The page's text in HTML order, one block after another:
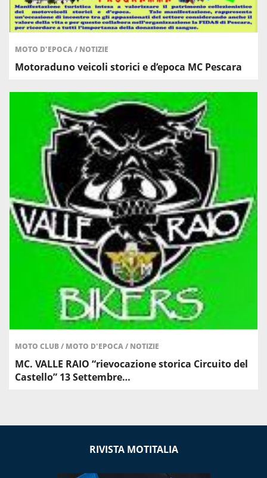
MOTO D'EPOCA/ NOTIZIE
Motoraduno veicoli storici e d’epoca MC Pescara
MOTO CLUB/ MOTO D'EPOCA/ NOTIZIE
MC. VALLE RAIO “rievocazione storica Circuito del
Castello” 13 Settembre…
RIVISTA MOTITALIA